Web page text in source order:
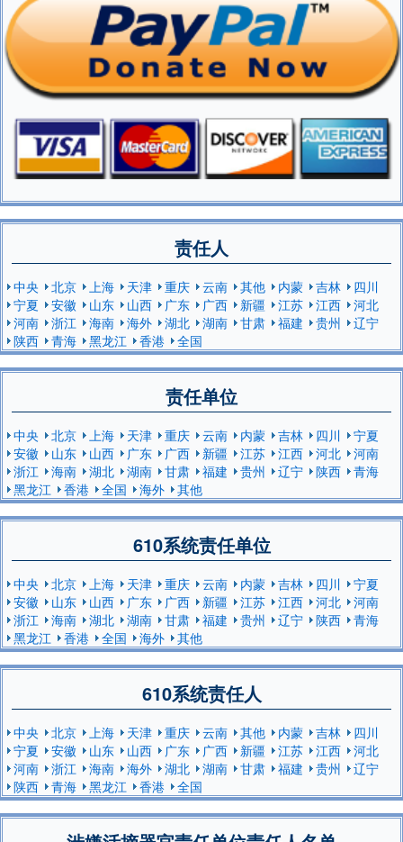
责任人
中央 北京 上海 天津 重庆 云南 其他 内蒙 吉林
四川
宁夏
安徽 山东 山西 广东 广西 新疆 江苏 江西
河北
河南
浙江 海南 海外 湖北 湖南 甘肃 福建 贵州
辽宁
陕西
青海 黑龙江 香港 全国
责任单位
中央 北京 上海 天津 重庆 云南 内蒙 吉林 四川
宁夏
安徽
山东 山西 广东 广西 新疆 江苏 江西 河北
河南
浙江
海南 湖北 湖南 甘肃 福建 贵州 辽宁 陕西
青海
黑龙江
香港 全国 海外 其他
610系统责任单位
中央 北京 上海 天津 重庆 云南 内蒙 吉林 四川
宁夏
安徽
山东 山西 广东 广西 新疆 江苏 江西 河北
河南
浙江
海南 湖北 湖南 甘肃 福建 贵州 辽宁 陕西
青海
黑龙江
香港 全国 海外 其他
610系统责任人
中央 北京 上海 天津 重庆 云南 其他 内蒙 吉林
四川
宁夏
安徽 山东 山西 广东 广西 新疆 江苏 江西
河北
河南
浙江 海南 海外 湖北 湖南 甘肃 福建 贵州
辽宁
陕西
青海 黑龙江 香港 全国